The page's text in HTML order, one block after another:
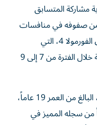
مشاركة المتسابق
صفوفه في منافسات
الجولة الأولى من بطولة العالم لزوارق الفورمولا 4، التي
تستضيفها مدينة فيفيروني الإيطالية خلال الفترة من 7 إلى 9
وكان النادي قد تعاقد مع مارتينسن، البالغ من العمر 19 عاماً،
من سجله المميز في